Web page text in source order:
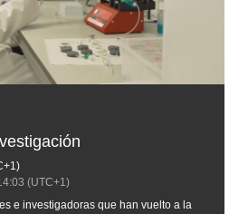
(UTC+1)
e investigadoras que han vuelto a la